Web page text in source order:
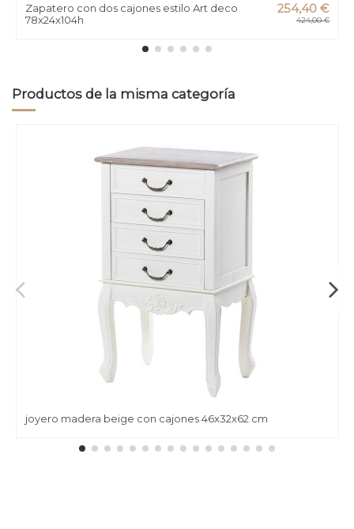
Zapatero con dos cajones estilo Art deco
78x24x104h
254,40 €
424,00 €
Productos de la misma categoría
joyero madera beige con cajones 46x32x62 cm